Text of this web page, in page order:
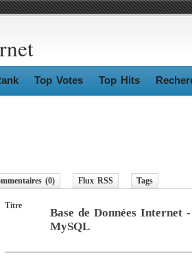
Top Votes Top Hits
(0) Flux RSS Tags
Titre
Base de Données Internet
MySQL